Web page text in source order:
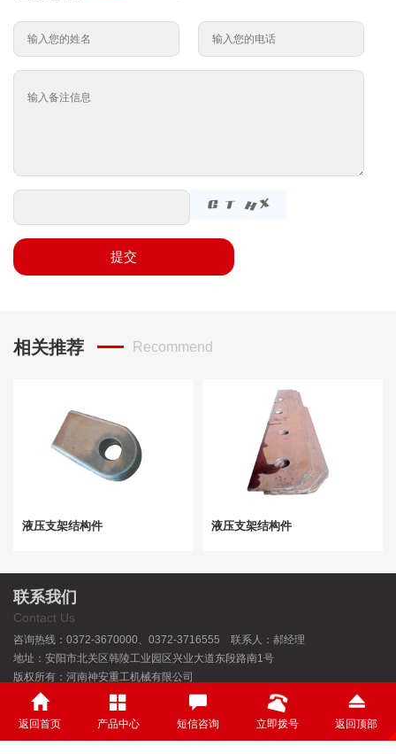
提交
相关推荐 Recommend
液压支架结构件 液压支架结构件
联系我们
Contact Us
咨询热线：0372-3670000、0372-3716555 联系人：郝经理
地址：安阳市北关区韩陵工业园区兴业大道东段路南1号
版权所有：河南神安重工机械有限公司
豫ICP备18006546号-3
返回首页
产品中心 短信咨询 立即拨号 返回顶部